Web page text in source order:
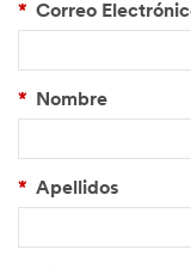
* Correo
* Nombre
* Apellidos